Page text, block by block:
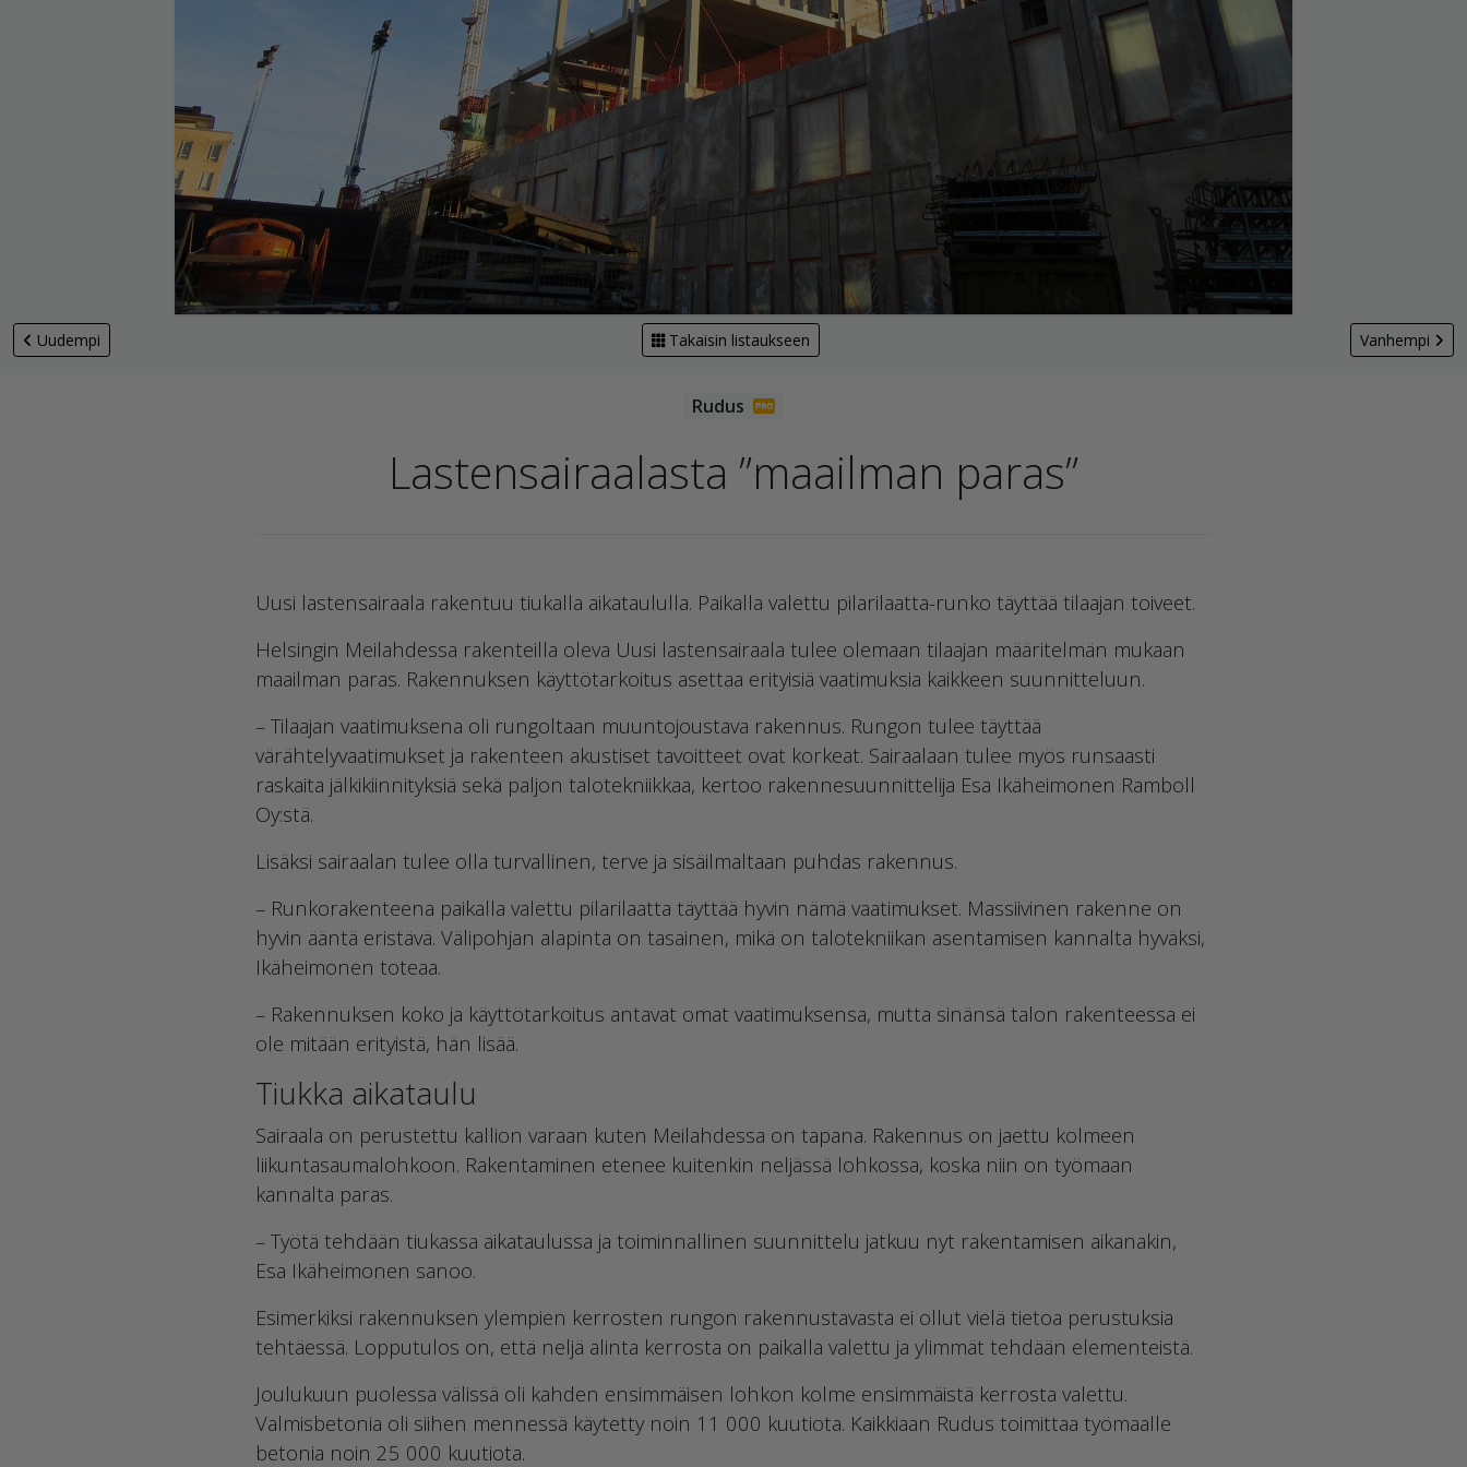
Uudempi Takaisin listaukseen Vanhempi
Lastensairaalasta ”maailman paras”
Uusi lastensairaala rakentuu tiukalla aikataululla. Paikalla valettu pilarilaatta-runko täyttää tilaajan toiveet.
Helsingin Meilahdessa rakenteilla oleva Uusi lastensairaala tulee olemaan tilaajan määritelmän mukaan
maailman paras. Rakennuksen käyttötarkoitus asettaa erityisiä vaatimuksia kaikkeen suunnitteluun.
– Tilaajan vaatimuksena oli rungoltaan muuntojoustava rakennus. Rungon tulee täyttää
värähtelyvaatimukset ja rakenteen akustiset tavoitteet ovat korkeat. Sairaalaan tulee myös runsaasti
raskaita jälkikiinnityksiä sekä paljon talotekniikkaa, kertoo rakennesuunnittelija Esa Ikäheimonen Ramboll
Oy:stä.
Lisäksi sairaalan tulee olla turvallinen, terve ja sisäilmaltaan puhdas rakennus.
– Runkorakenteena paikalla valettu pilarilaatta täyttää hyvin nämä vaatimukset. Massiivinen rakenne on
hyvin ääntä eristävä. Välipohjan alapinta on tasainen, mikä on talotekniikan asentamisen kannalta hyväksi,
Ikäheimonen toteaa.
– Rakennuksen koko ja käyttötarkoitus antavat omat vaatimuksensa, mutta sinänsä talon rakenteessa ei
ole mitään erityistä, hän lisää.
Tiukka aikataulu
Sairaala on perustettu kallion varaan kuten Meilahdessa on tapana. Rakennus on jaettu kolmeen
liikuntasaumalohkoon. Rakentaminen etenee kuitenkin neljässä lohkossa, koska niin on työmaan
kannalta paras.
– Työtä tehdään tiukassa aikataulussa ja toiminnallinen suunnittelu jatkuu nyt rakentamisen aikanakin,
Esa Ikäheimonen sanoo.
Esimerkiksi rakennuksen ylempien kerrosten rungon rakennustavasta ei ollut vielä tietoa perustuksia
tehtäessä. Lopputulos on, että neljä alinta kerrosta on paikalla valettu ja ylimmät tehdään elementeistä.
Joulukuun puolessa välissä oli kahden ensimmäisen lohkon kolme ensimmäistä kerrosta valettu.
Valmisbetonia oli siihen mennessä käytetty noin 11 000 kuutiota. Kaikkiaan Rudus toimittaa työmaalle
betonia noin 25 000 kuutiota.